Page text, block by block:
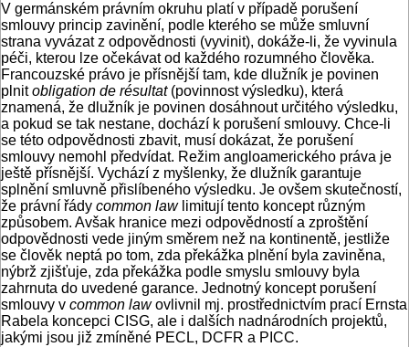
V germánském právním okruhu platí v případě porušení
smlouvy princip zavinění, podle kterého se může smluvní
strana vyvázat z odpovědnosti (vyvinit), dokáže-li, že vyvinula
péči, kterou lze očekávat od každého rozumného člověka.
Francouzské právo je přísnější tam, kde dlužník je povinen
plnitobligation de résultat (povinnost výsledku), která
znamená, že dlužník je povinen dosáhnout určitého výsledku,
a pokud se tak nestane, dochází k porušení smlouvy. Chce-li
se této odpovědnosti zbavit, musí dokázat, že porušení
smlouvy nemohl předvídat. Režim angloamerického práva je
ještě přísnější. Vychází z myšlenky, že dlužník garantuje
splnění smluvně přislíbeného výsledku. Je ovšem skutečností,
že právní řády common lawlimitují tento koncept různým
způsobem. Avšak hranice mezi odpovědností a zproštění
odpovědnosti vede jiným směrem než na kontinentě, jestliže
se člověk neptá po tom, zda překážka plnění byla zaviněna,
nýbrž zjišťuje, zda překážka podle smyslu smlouvy byla
zahrnuta do uvedené garance. Jednotný koncept porušení
smlouvy v common lawovlivnil mj. prostřednictvím prací Ernsta
Rabela koncepci CISG, ale i dalších nadnárodních projektů,
jakými jsou již zmíněné PECL, DCFR a PICC.